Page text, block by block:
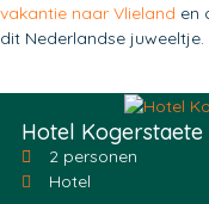
vakantie naar Vlieland en
dit Nederlandse juweeltje.
Hotel
2 personen
Hotel